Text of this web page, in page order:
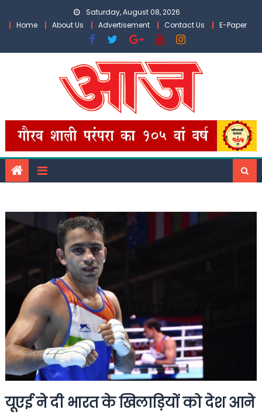
Saturday, August 08, 2026
Home
About Us Advertisement Contact Us E-Paper
यूएई ने दी भारत के खिलाड़ियों को देश आने